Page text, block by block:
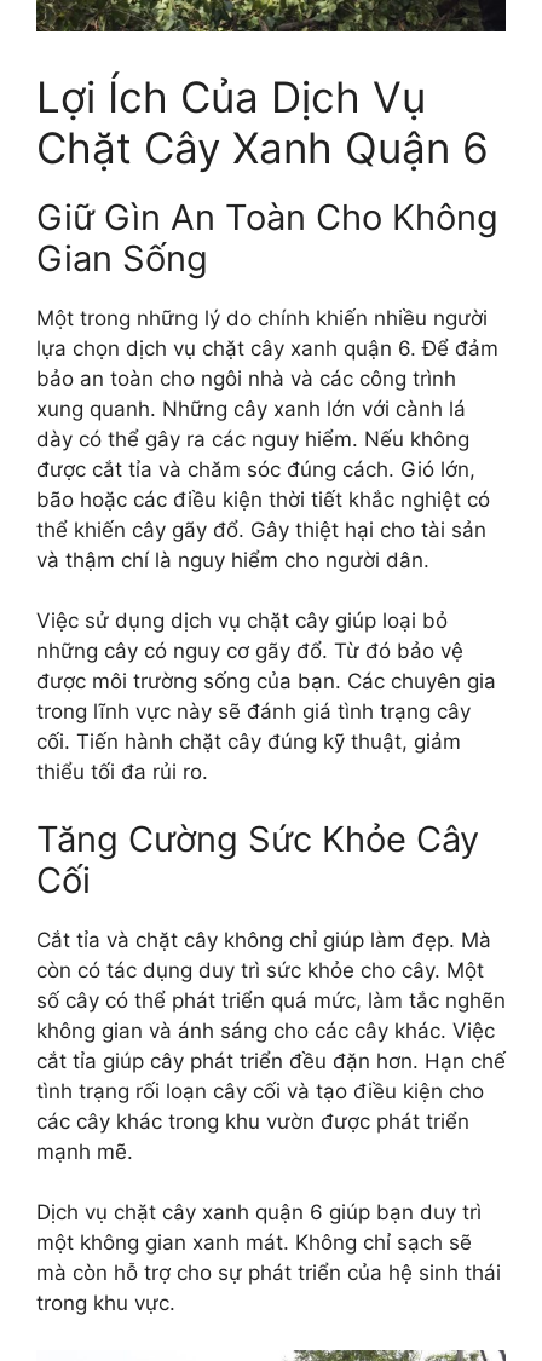
Lợi Ích Của Dịch Vụ
Chặt Cây Xanh Quận 6
Giữ Gìn An Toàn Cho Không
Gian Sống
Một trong những lý do chính khiến nhiều người
lựa chọn dịch vụ chặt cây xanh quận 6. Để đảm
bảo an toàn cho ngôi nhà và các công trình
xung quanh. Những cây xanh lớn với cành lá
dày có thể gây ra các nguy hiểm. Nếu không
được cắt tỉa và chăm sóc đúng cách. Gió lớn,
bão hoặc các điều kiện thời tiết khắc nghiệt có
thể khiến cây gãy đổ. Gây thiệt hại cho tài sản
và thậm chí là nguy hiểm cho người dân.
Việc sử dụng dịch vụ chặt cây giúp loại bỏ
những cây có nguy cơ gãy đổ. Từ đó bảo vệ
được môi trường sống của bạn. Các chuyên gia
trong lĩnh vực này sẽ đánh giá tình trạng cây
cối. Tiến hành chặt cây đúng kỹ thuật, giảm
thiểu tối đa rủi ro.
Tăng Cường Sức Khỏe Cây
Cối
Cắt tỉa và chặt cây không chỉ giúp làm đẹp. Mà
còn có tác dụng duy trì sức khỏe cho cây. Một
số cây có thể phát triển quá mức, làm tắc nghẽn
không gian và ánh sáng cho các cây khác. Việc
cắt tỉa giúp cây phát triển đều đặn hơn. Hạn chế
tình trạng rối loạn cây cối và tạo điều kiện cho
các cây khác trong khu vườn được phát triển
mạnh mẽ.
Dịch vụ chặt cây xanh quận 6 giúp bạn duy trì
một không gian xanh mát. Không chỉ sạch sẽ
mà còn hỗ trợ cho sự phát triển của hệ sinh thái
trong khu vực.